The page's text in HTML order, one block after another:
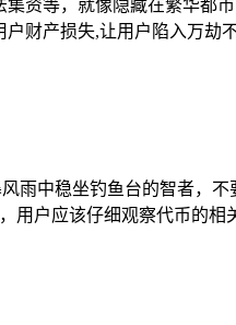
资等，就像隐藏在繁华都
财产损失,让用户陷入万劫不
雨中稳坐钓鱼台的智者，
用户应该仔细观察代币的